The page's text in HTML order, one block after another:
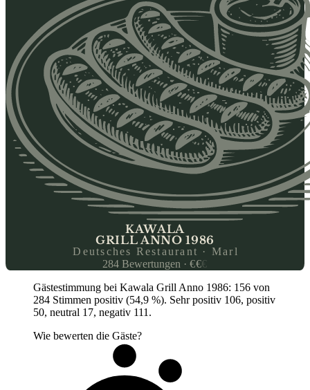
KAWALA
GRILL ANNO 1986
Deutsches Restaurant · Marl
284 Bewertungen ·€€€
Gästestimmung bei Kawala Grill Anno 1986: 156 von
284 Stimmen positiv (54,9 %). Sehr positiv 106, positiv
50, neutral 17, negativ 111.
Wie bewerten die Gäste?